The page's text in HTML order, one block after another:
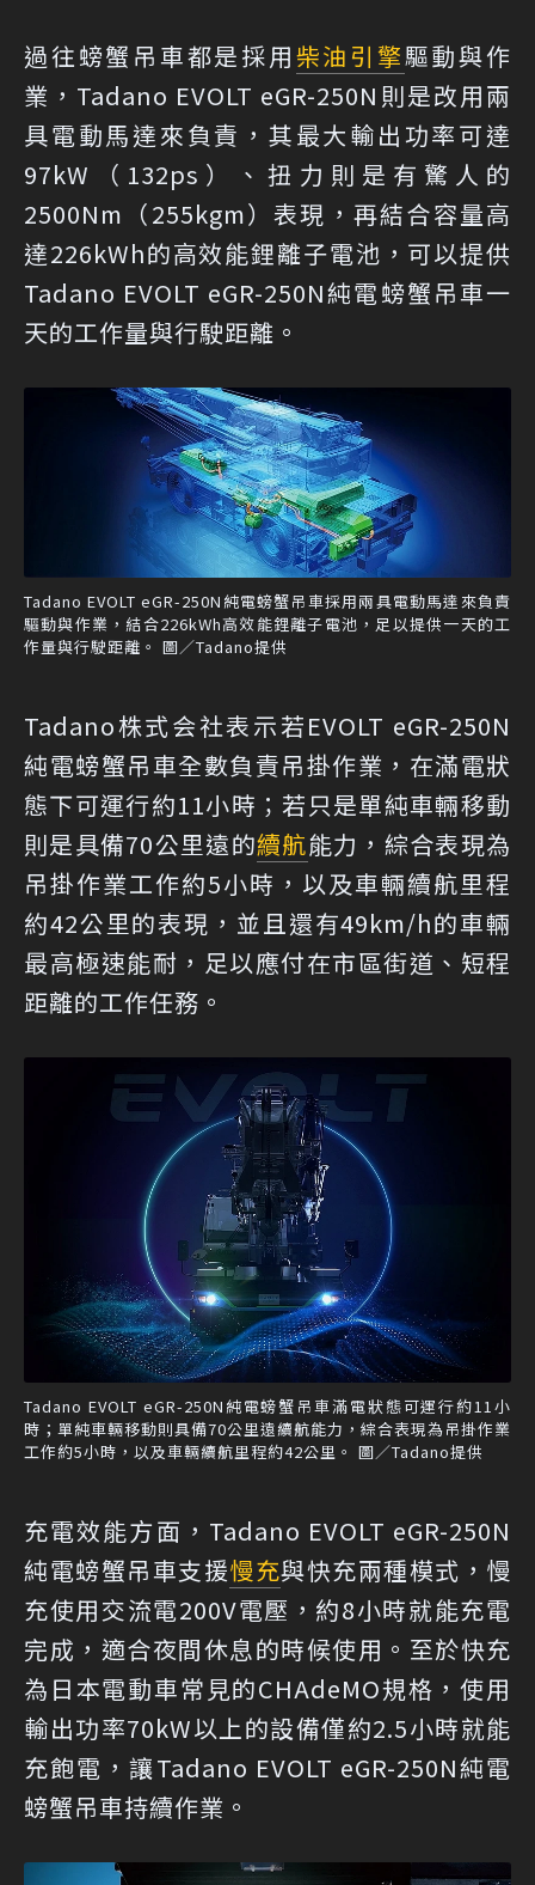
過往螃蟹吊車都是採用柴油引擎驅動與作
業，Tadano EVOLT eGR-250N則是改用兩
具電動馬達來負責，其最大輸出功率可達
97kW（132ps）、扭力則是有驚人的
2500Nm（255kgm）表現，再結合容量高
達226kWh的高效能鋰離子電池，可以提供
Tadano EVOLT eGR-250N純電螃蟹吊車一
天的工作量與行駛距離。
Tadano EVOLT eGR-250N純電螃蟹吊車採用兩具電動馬達來負責
驅動與作業，結合226kWh高效能鋰離子電池，足以提供一天的工
作量與行駛距離。 圖／Tadano提供
Tadano株式会社表示若EVOLT eGR-250N
純電螃蟹吊車全數負責吊掛作業，在滿電狀
態下可運行約11小時；若只是單純車輛移動
則是具備70公里遠的續航能力，綜合表現為
吊掛作業工作約5小時，以及車輛續航里程
約42公里的表現，並且還有49km/h的車輛
最高極速能耐，足以應付在市區街道、短程
距離的工作任務。
Tadano EVOLT eGR-250N純電螃蟹吊車滿電狀態可運行約11小
時；單純車輛移動則具備70公里遠續航能力，綜合表現為吊掛作業
工作約5小時，以及車輛續航里程約42公里。 圖／Tadano提供
充電效能方面，Tadano EVOLT eGR-250N
純電螃蟹吊車支援慢充與快充兩種模式，慢
充使用交流電200V電壓，約8小時就能充電
完成，適合夜間休息的時候使用。至於快充
為日本電動車常見的CHAdeMO規格，使用
輸出功率70kW以上的設備僅約2.5小時就能
充飽電，讓Tadano EVOLT eGR-250N純電
螃蟹吊車持續作業。